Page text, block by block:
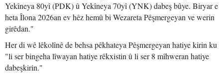
Yekîneya 80yî (PDK) û Yekîneya 70yî (YNK) dabeş bûye. Biryar e
heta Îlona 2026an ev hêz hemû bi Wezareta Pêşmergeyan ve werin
girêdan."
Her di wê lêkolînê de behsa pêkhateya Pêşmergeyan hatiye kirin ku
"li ser bingeha lîwayan hatiye rêkxistin û li ser 8 mîhweran hatiye
dabeşkirin."